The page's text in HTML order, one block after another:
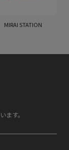
ます。
MIRAI STATION